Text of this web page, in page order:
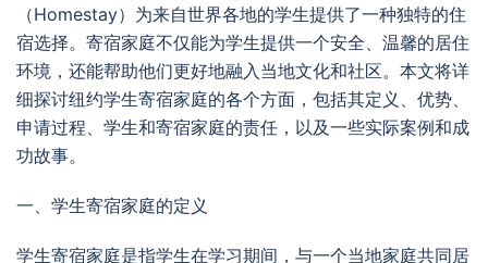
（Homestay）为来自世界各地的学生提供了一种独特的住
宿选择。寄宿家庭不仅能为学生提供一个安全、温馨的居住
环境，还能帮助他们更好地融入当地文化和社区。本文将详
细探讨纽约学生寄宿家庭的各个方面，包括其定义、优势、
申请过程、学生和寄宿家庭的责任，以及一些实际案例和成
功故事。
一、学生寄宿家庭的定义
学生寄宿家庭是指学生在学习期间，与一个当地家庭共同居